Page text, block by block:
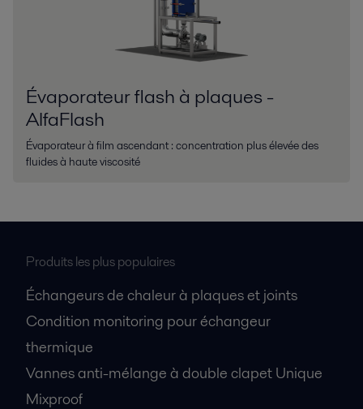
Évaporateur flash à plaques -
AlfaFlash
Évaporateur à film ascendant : concentration plus élevée des
fluides à haute viscosité
Produits les plus populaires
Échangeurs de chaleur à plaques et joints
Condition monitoring pour échangeur
thermique
Vannes anti-mélange à double clapet Unique
Mixproof